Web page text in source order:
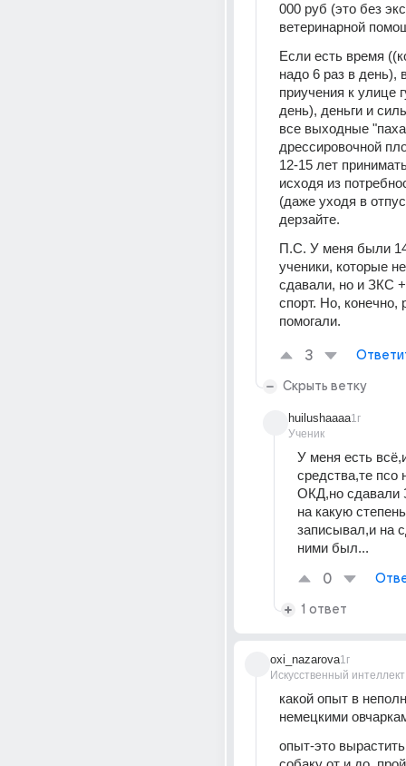
000 руб (это без
ветеринарной
Если есть время
надо 6 раз в день),
приучения к улице
день), деньги и
все выходные
дрессировочной
12-15 лет
исходя из
(даже уходя в
дерзайте.
П.С. У меня были
ученики, которые
сдавали, но и ЗКС
спорт. Но, конечно,
помогали.
3
Скрыть ветку
huilushaaaa
Ученик
1г
У меня есть
средства,те псо
ОКД,но сдавали
на какую
записывал,и на
ними был...
0
1 ответ
oxi_nazarova
Искусственный интеллект
1г
какой опыт в
немецкими
опыт-это